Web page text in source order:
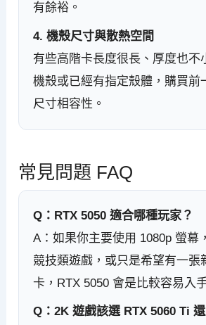
有餘裕。
4. 機殼尺寸與散熱空間
有些高階卡長度很長、厚度也不
機殼或已經有指定殼體，購買前
尺寸相容性。
常見問題 FAQ
Q：RTX 5050 適合哪種玩家？
A：如果你主要使用 1080p 螢幕
競技類遊戲，或只是希望有一張
卡，RTX 5050 會是比較容易入
Q：2K 遊戲該選 RTX 5060 Ti